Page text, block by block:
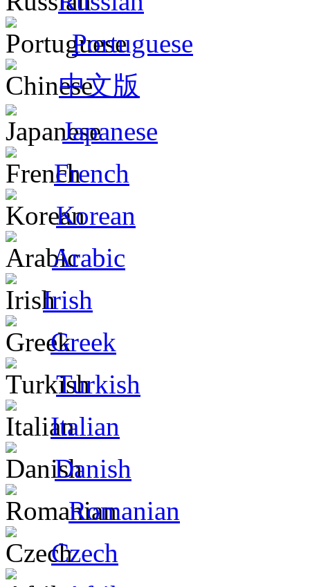
Portuguese
中文版
Japanese
French
Korean
Arabic
Irish
Greek
Turkish
Italian
Danish
Romanian
Czech